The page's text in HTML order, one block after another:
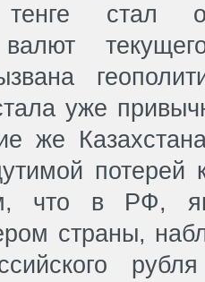
тенге стал
валют
уже
же
потерей
что в РФ,
страны,